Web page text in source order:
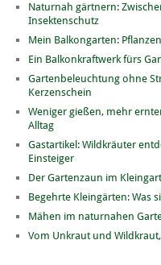
Naturnah gärtnern:
Insektenschutz
Mein Balkongarten:
Ein Balkonkraftwerk fürs
Gartenbeleuchtung ohne
Kerzenschein
Weniger gießen, mehr
Alltag
Gastartikel: Wildkräuter
Einsteiger
Der Gartenzaun im
Begehrte Kleingärten: Was
Mähen im naturnahen
Vom Unkraut und